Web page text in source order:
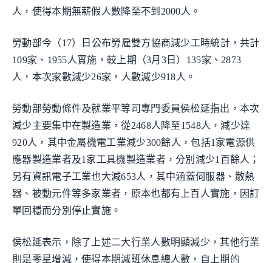
人，使得本期無薪假人數降至不到2000人。
勞動部今（17）日公布勞雇雙方協商減少工時統計，共計
109家、1955人實施，較上期（3月3日）135家、2873
人，本次家數減少26家，人數減少918人。
勞動部勞動條件及就業平等司專門委員侯松延指出，本次
減少主要集中在製造業，從2468人降至1548人，減少達
920人，其中金屬機電工業減少300餘人，包括1家電源供
應器製造業者及1家工具機製造業者，分別減少1百餘人；
另有資訊電子工業也大減653人，其中涵蓋伺服器、散熱
器、被動元件等多家業者，原本也都有上百人實施，因訂
單回穩而分別停止實施。
侯松延表示，除了上述二大行業人數明顯減少，其他行業
則是零星增減，使得本期減班休息總人數，自上期的